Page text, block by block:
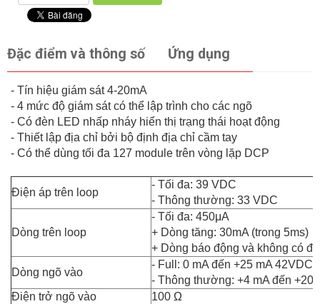
Đặc điểm và thông số Ứng dụng
- Tín hiệu giám sát 4-20mA
- 4 mức độ giám sát có thể lập trình cho các ngõ
- Có đèn LED nhấp nháy hiển thị trạng thái hoạt động
- Thiết lập địa chỉ bởi bộ định địa chỉ cầm tay
- Có thể dùng tối đa 127 module trên vòng lặp DCP
Điện áp trên loop
- Tối đa: 39 VDC
- Thông thường: 33 VDC
Dòng trên loop
- Tối đa: 450μA
+ Dòng tăng: 30mA (trong 5ms)
+ Dòng báo động và không có
Dòng ngõ vào
- Full: 0 mA đến +25 mA 42VDC
- Thông thường: +4 mA đến +20
Điện trở ngõ vào
100 Ω